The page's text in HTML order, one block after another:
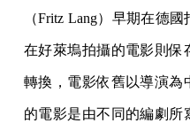
（Fritz Lang）早期在德
在好萊塢拍攝的電影則保
轉換，電影依舊以導演為
的電影是由不同的編劇所